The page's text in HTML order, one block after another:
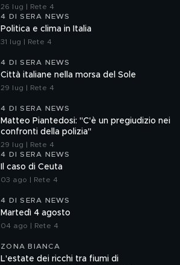
26 lug | Rete 4
4 DI SERA NEWS
Politica e clima in Italia
31 lug | Rete 4
4 DI SERA NEWS
Città italiane nella morsa del Sole
29 lug | Rete 4
4 DI SERA NEWS
Matteo Piantedosi: "C'è un pregiudizio nei
confronti della polizia"
29 lug | Rete 4
4 DI SERA NEWS
Il caso di Ceuta
03 ago | Rete 4
4 DI SERA NEWS
Martedì 4 agosto
04 ago | Rete 4
ZONA BIANCA
L'estate dei ricchi tra fiumi di